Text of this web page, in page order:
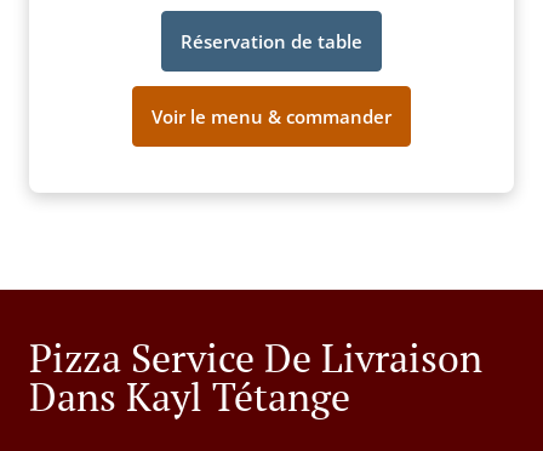
Réservation de table
Voir le menu & commander
Pizza Service De Livraison
Dans Kayl Tétange